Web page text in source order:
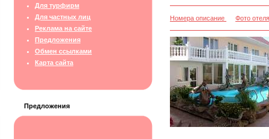
Для турфирм
Для частных лиц
Реклама на сайте
Предложения
Обмен ссылками
Карта сайта
Предложения
Номера описание Фото отеля